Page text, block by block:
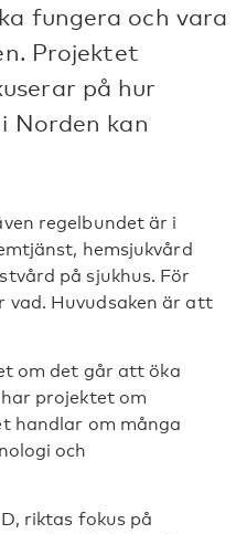
fungera och vara
Projektet
på hur
Norden kan
regelbundet är i
hemsjukvård
på sjukhus. För
vad. Huvudsaken är att
om det går att öka
projektet om
handlar om många
och
riktas fokus på